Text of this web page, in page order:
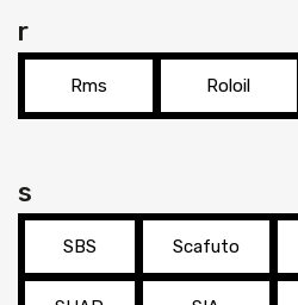
r
Rms Roloil
s
SBS Scafuto